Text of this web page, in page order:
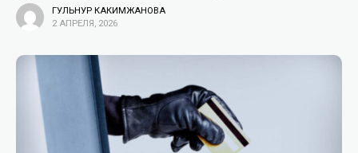
ГУЛЬНУР КАКИМЖАНОВА
2 АПРЕЛЯ, 2026